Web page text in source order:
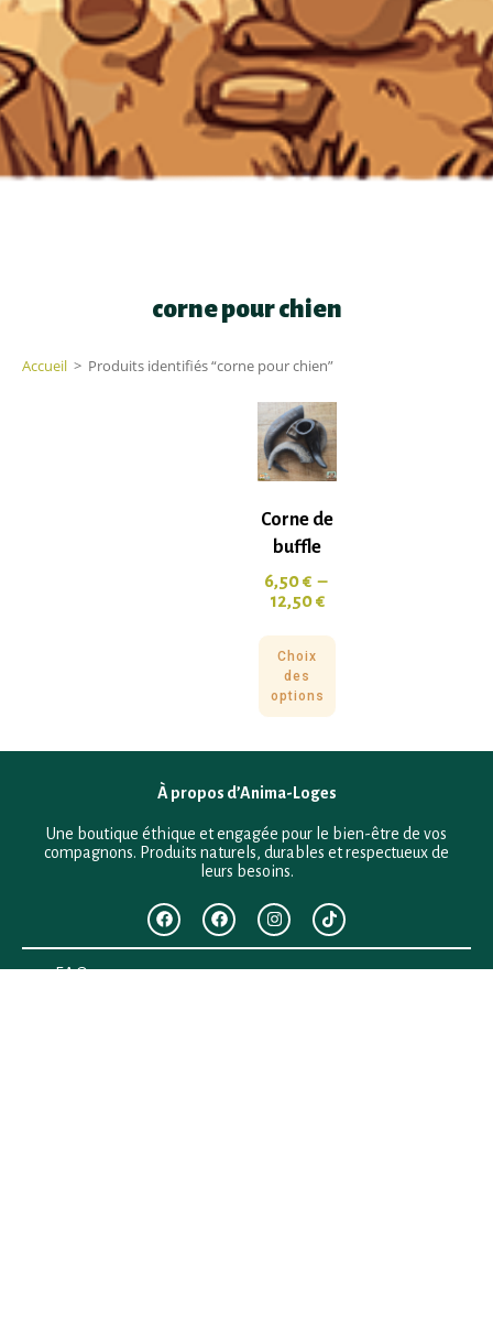
corne pour chien
Accueil > Produits identifiés “corne pour chien”
Corne de
buffle
6,50€ –
12,50€
Choix
des
options
À propos d’Anima-Loges
Une boutique éthique et engagée pour le bien-être de vos
compagnons. Produits naturels, durables et respectueux de
leurs besoins.
F.A.Q